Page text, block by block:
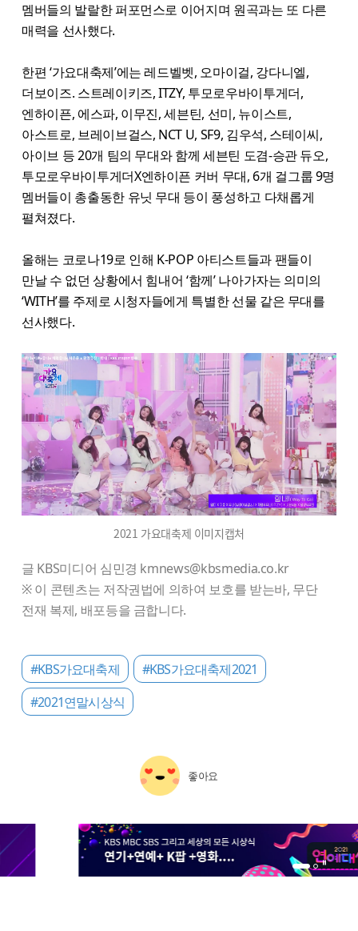
멤버들의 발랄한 퍼포먼스로 이어지며 원곡과는 또 다른
매력을 선사했다.
한편 ‘가요대축제’에는 레드벨벳, 오마이걸, 강다니엘,
더보이즈. 스트레이키즈, ITZY, 투모로우바이투게더,
엔하이픈, 에스파, 이무진, 세븐틴, 선미, 뉴이스트,
아스트로, 브레이브걸스, NCT U, SF9, 김우석, 스테이씨,
아이브 등 20개 팀의 무대와 함께 세븐틴 도겸-승관 듀오,
투모로우바이투게더X엔하이픈 커버 무대, 6개 걸그룹 9명
멤버들이 총출동한 유닛 무대 등이 풍성하고 다채롭게
펼쳐졌다.
올해는 코로나19로 인해 K-POP 아티스트들과 팬들이
만날 수 없던 상황에서 힘내어 ‘함께’ 나아가자는 의미의
‘WITH’를 주제로 시청자들에게 특별한 선물 같은 무대를
선사했다.
2021 가요대축제 이미지캡처
글 KBS미디어 심민경 kmnews@kbsmedia.co.kr
※ 이 콘텐츠는 저작권법에 의하여 보호를 받는바, 무단
전재 복제, 배포등을 금합니다.
#KBS가요대축제
#KBS가요대축제2021
#2021연말시상식
좋아요
1번 배너 보기
2번 배너 보기